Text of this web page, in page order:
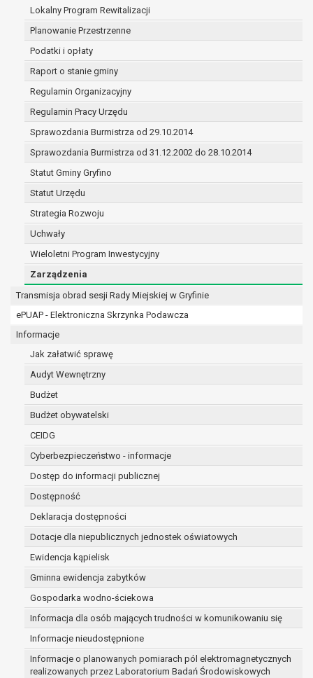
Lokalny Program Rewitalizacji
Planowanie Przestrzenne
Podatki i opłaty
Raport o stanie gminy
Regulamin Organizacyjny
Regulamin Pracy Urzędu
Sprawozdania Burmistrza od 29.10.2014
Sprawozdania Burmistrza od 31.12.2002 do 28.10.2014
Statut Gminy Gryfino
Statut Urzędu
Strategia Rozwoju
Uchwały
Wieloletni Program Inwestycyjny
Zarządzenia
Transmisja obrad sesji Rady Miejskiej w Gryfinie
ePUAP - Elektroniczna Skrzynka Podawcza
Informacje
Jak załatwić sprawę
Audyt Wewnętrzny
Budżet
Budżet obywatelski
CEIDG
Cyberbezpieczeństwo - informacje
Dostęp do informacji publicznej
Dostępność
Deklaracja dostępności
Dotacje dla niepublicznych jednostek oświatowych
Ewidencja kąpielisk
Gminna ewidencja zabytków
Gospodarka wodno-ściekowa
Informacja dla osób mających trudności w komunikowaniu się
Informacje nieudostępnione
Informacje o planowanych pomiarach pól elektromagnetycznych
realizowanych przez Laboratorium Badań Środowiskowych
(merytorycznych), a także obowiązków i
zadań zleconych przez instytucje
nadrzędne wobec Gminy;
zawarcia i realizacji umów;
ochrony żywotnych interesów osoby, której
wykonania zadania realizowanego w
interesie publicznym lub w ramach
sprawowania władzy publicznej
powierzonej administratorowi;
w pozostałych przypadkach dane osobowe
przetwarzane są wyłącznie na podstawie
wcześniej udzielonej zgody w zakresie i celu
określonym w treści zgody.
W związku z przetwarzaniem danych w celu
wskazanym w pkt. 3, dane osobowe mogą być
udostępniane innym upoważnionym odbiorcom lub
kategoriom odbiorców danych osobowych.
Odbiorcami mogą być:
podmioty, które przetwarzają dane
osobowe w imieniu administratora na
osobowych;
podmioty upoważnione do odbioru danych
przepisów prawa.
Pani/Pana dane osobowe będą przetwarzane
przez okres niezbędny do realizacji celu dla jakiego
zostały zebrane oraz zgodnie z terminami
archiwizacji określonymi przez przepisy prawa
powszechnie obowiązującego.
W przypadku, gdy dane osobowe przetwarzane są
na podstawie zgody osoby, której dane dotyczą
przetwarzanie odbywa się do czasu wycofania tej
zgody.
W przypadku, gdy dane osobowe przetwarzane są
w celu zawarcia i realizacji umowy przetwarzanie
odbywa się przez okres niezbędny do realizacji
zawartej umowy, a po tym czasie w zakresie
wymaganym przez przepisy prawa lub dla
zabezpieczenia ewentualnych roszczeń, a w
przypadku wyrażenia zgody na przetwarzanie
danych po zakończeniu i rozliczeniu umowy, do